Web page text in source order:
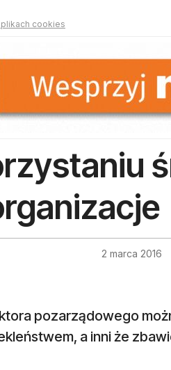
cookies
2 marca 2016
pozarządowego
a inni że